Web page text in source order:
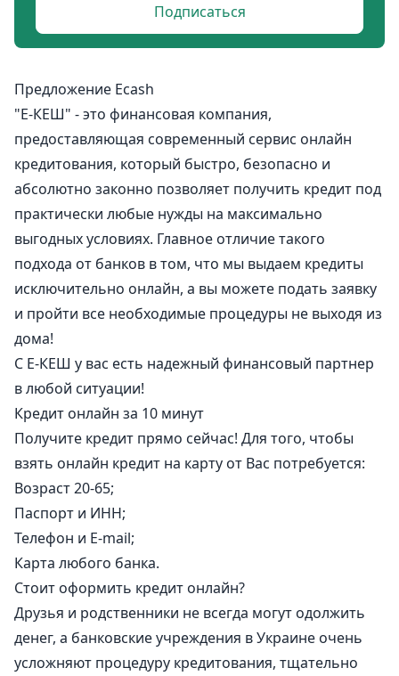
Подписаться
Предложение Ecash
"Е-КЕШ" - это финансовая компания,
предоставляющая современный сервис онлайн
кредитования, который быстро, безопасно и
абсолютно законно позволяет получить кредит под
практически любые нужды на максимально
выгодных условиях. Главное отличие такого
подхода от банков в том, что мы выдаем кредиты
исключительно онлайн, а вы можете подать заявку
и пройти все необходимые процедуры не выходя из
дома!
С Е-КЕШ у вас есть надежный финансовый партнер
в любой ситуации!
Кредит онлайн за 10 минут
Получите кредит прямо сейчас! Для того, чтобы
взять онлайн кредит на карту от Вас потребуется:
Возраст 20-65;
Паспорт и ИНН;
Телефон и E-mail;
Карта любого банка.
Стоит оформить кредит онлайн?
Друзья и родственники не всегда могут одолжить
денег, а банковские учреждения в Украине очень
усложняют процедуру кредитования, тщательно